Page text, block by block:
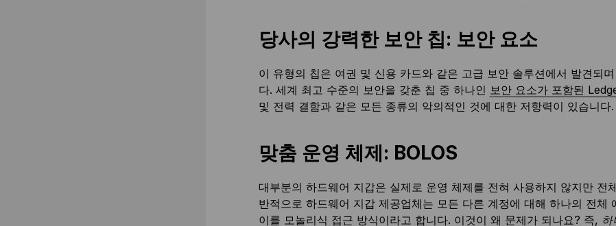
당사의 강력한 보안 칩: 보안 요소
이 유형의 칩은 여권 및 신용 카드와 같은 고급 보안 솔루션에서 발견되
다. 세계 최고 수준의 보안을 갖춘 칩 중 하나인 보안 요소가 포함된
및 전력 결함과 같은 모든 종류의 악의적인 것에 대한 저항력이 있습니다.
맞춤 운영 체제: BOLOS
대부분의 하드웨어 지갑은 실제로 운영 체제를 전혀 사용하지 않지만 전
반적으로 하드웨어 지갑 제공업체는 모든 다른 계정에 대해 하나의 전체
이를 모놀리식 접근 방식이라고 합니다. 이것이 왜 문제가 되나요? 즉, 하